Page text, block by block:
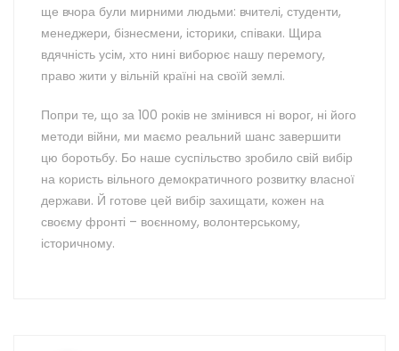
ще вчора були мирними людьми: вчителі, студенти,
менеджери, бізнесмени, історики, співаки. Щира
вдячність усім, хто нині виборює нашу перемогу,
право жити у вільній країні на своїй землі.
Попри те, що за 100 років не змінився ні ворог, ні його
методи війни, ми маємо реальний шанс завершити
цю боротьбу. Бо наше суспільство зробило свій вибір
на користь вільного демократичного розвитку власної
держави. Й готове цей вибір захищати, кожен на
своєму фронті – воєнному, волонтерському,
історичному.